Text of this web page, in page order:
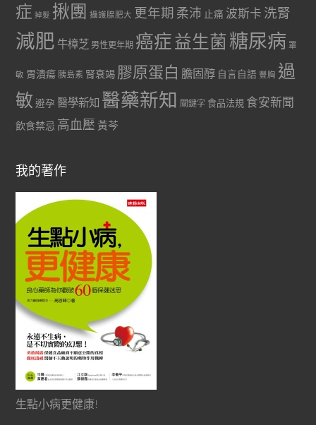
症 掉髮 揪團 攝護腺肥大 更年期 柔沛 止痛 波斯卡 洗腎
減肥 牛樟芝 男性更年期 癌症益生菌 糖尿病 罩
敏 胃潰瘍 胰島素 腎衰竭 膠原蛋白 膽固醇 自言自語 豐胸 過
敏 避孕 醫學新知 醫藥新知 關鍵字 食品法規 食安新聞
飲食禁忌 高血壓 黃芩
我的著作
生點小病更健康!